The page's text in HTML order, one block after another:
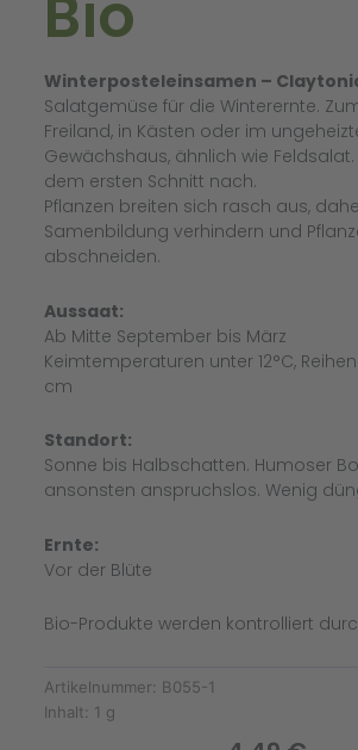
Bio
Winterposteleinsamen –
Salatgemüse für die Winterernte.
Freiland, in Kästen oder im
Gewächshaus, ähnlich wie
dem ersten Schnitt nach.
Pflanzen breiten sich rasch aus,
Samenbildung verhindern und
abschneiden.
Aussaat:
Ab Mitte September bis März
Keimtemperaturen unter 12°C,
cm
Standort:
Sonne bis Halbschatten. Humoser
ansonsten anspruchslos. Wenig
Ernte:
Vor der Blüte
Bio-Produkte werden kontrolliert
Artikelnummer: B055-1
Inhalt: 1 g